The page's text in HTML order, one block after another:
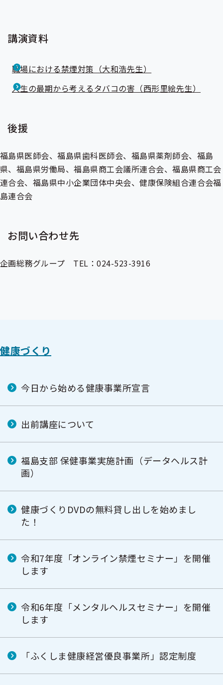
講演資料
職場における禁煙対策（大和浩先生）
人生の最期から考えるタバコの害（西形里絵先生）
後援
福島県医師会、福島県歯科医師会、福島県薬剤師会、福島
県、福島県労働局、福島県商工会議所連合会、福島県商工会
連合会、福島県中小企業団体中央会、健康保険組合連合会福
島連合会
お問い合わせ先
企画総務グループ TEL：024-523-3916
健康づくり
今日から始める健康事業所宣言
出前講座について
福島支部 保健事業実施計画（データヘルス計
画）
健康づくりDVDの無料貸し出しを始めまし
た！
令和7年度「オンライン禁煙セミナー」を開催
します
令和6年度「メンタルヘルスセミナー」を開催
します
「ふくしま健康経営優良事業所」認定制度